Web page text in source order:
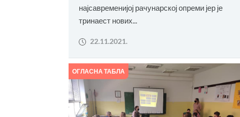
најсавременијој рачунарској опреми јер је
тринаест нових...
22.11.2021.
ОГЛАСНА ТАБЛА